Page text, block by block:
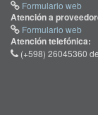
Formulario web
Atención a
Formulario web
Atención telefónica:
(+598) 26045360